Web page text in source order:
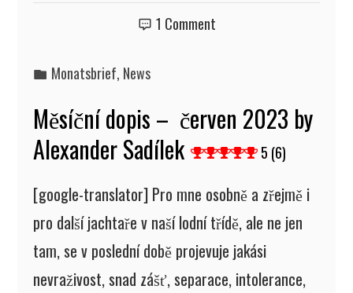
1 Comment
Monatsbrief, News
Měsíční dopis – červen 2023 by
Alexander Sadílek
5 (6)
[google-translator] Pro mne osobně a zřejmě i
pro další jachtaře v naší lodní třídě, ale ne jen
tam, se v poslední době projevuje jakási
nevraživost, snad zášť, separace, intolerance,